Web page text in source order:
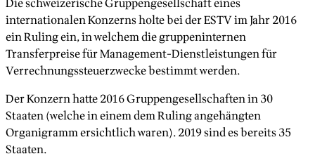
internationalen Konzerns holte bei der ESTV im Jahr 2016
ein Ruling ein, in welchem die gruppeninternen
Transferpreise für Management-Dienstleistungen für
Verrechnungssteuerzwecke bestimmt werden.
Der Konzern hatte 2016 Gruppengesellschaften in 30
Staaten (welche in einem dem Ruling angehängten
Organigramm ersichtlich waren). 2019 sind es bereits 35
Staaten.